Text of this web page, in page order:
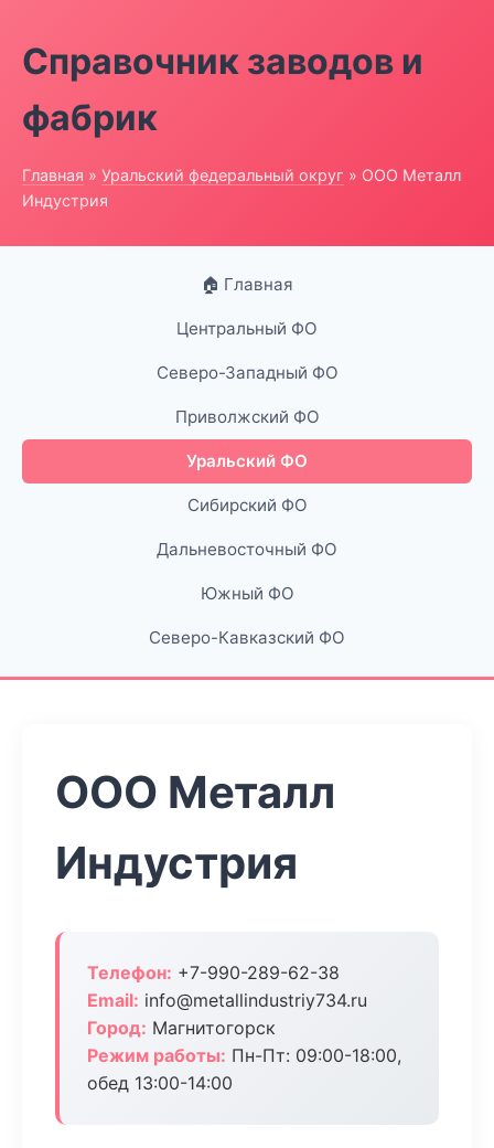
Справочник заводов и
фабрик
Главная » Уральский федеральный округ » ООО Металл
Индустрия
🏠 Главная
Центральный ФО
Северо-Западный ФО
Приволжский ФО
Уральский ФО
Сибирский ФО
Дальневосточный ФО
Южный ФО
Северо-Кавказский ФО
ООО Металл
Индустрия
Телефон: +7-990-289-62-38
Email: info@metallindustriy734.ru
Город: Магнитогорск
Режим работы: Пн-Пт: 09:00-18:00,
обед 13:00-14:00